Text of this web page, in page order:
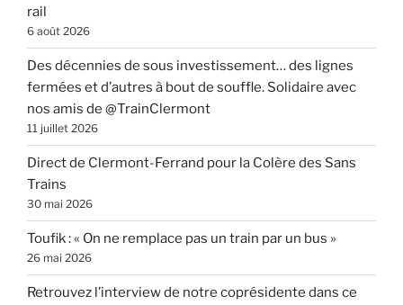
rail
6 août 2026
Des décennies de sous investissement… des lignes
fermées et d’autres à bout de souffle. Solidaire avec
nos amis de @TrainClermont
11 juillet 2026
Direct de Clermont-Ferrand pour la Colère des Sans
Trains
30 mai 2026
Toufik : « On ne remplace pas un train par un bus »
26 mai 2026
Retrouvez l’interview de notre coprésidente dans ce